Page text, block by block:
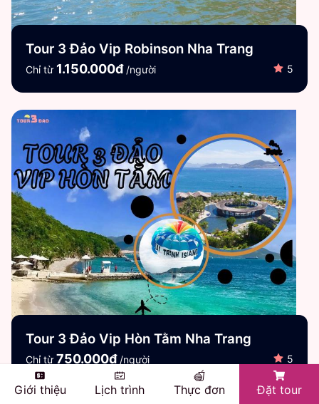
Tour 3 Đảo Vip Robinson Nha Trang
Chỉ từ 1.150.000đ /người 5
Tour 3 Đảo Vip Hòn Tằm Nha Trang
Chỉ từ 750.000đ /người 5
Giới thiệu Lịch trình Thực đơn Đặt tour